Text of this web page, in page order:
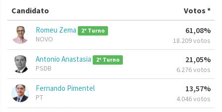
Candidato Votos *
Romeu Zema 2º Turno
NOVO
61,08%
18.209 votos
Antonio Anastasia 2º Turno
PSDB
21,05%
6.276 votos
Fernando Pimentel
PT
13,57%
4.046 votos